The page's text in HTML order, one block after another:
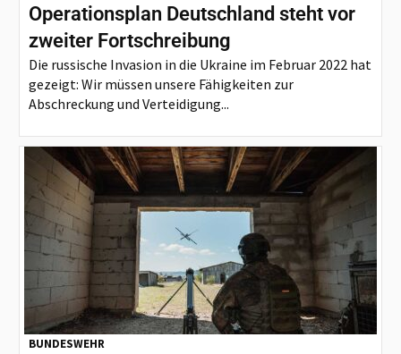
Operationsplan Deutschland steht vor
zweiter Fortschreibung
Die russische Invasion in die Ukraine im Februar 2022 hat
gezeigt: Wir müssen unsere Fähigkeiten zur
Abschreckung und Verteidigung...
BUNDESWEHR